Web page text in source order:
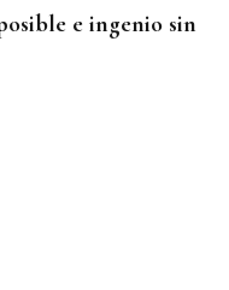
e ingenio sin